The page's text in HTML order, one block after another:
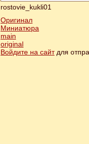
rostovie_kukli01
Оригинал
Миниатюра
main
original
Войдите на сайтдля